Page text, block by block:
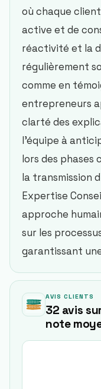
où chaque
active et de
réactivité et la
régulièrement
comme en
entrepreneurs
clarté des
l'équipe à
lors des phases
la transmission
Expertise
approche
sur les
garantissant
AVIS CLIENTS
32 avis
note